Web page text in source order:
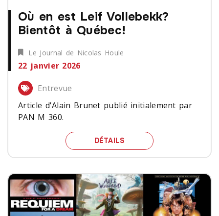
Où en est Leif Vollebekk?
Bientôt à Québec!
Le Journal de Nicolas Houle
22 janvier 2026
Entrevue
Article d'Alain Brunet publié initialement par
PAN M 360.
DÉTAILS OÙ EN EST LEIF